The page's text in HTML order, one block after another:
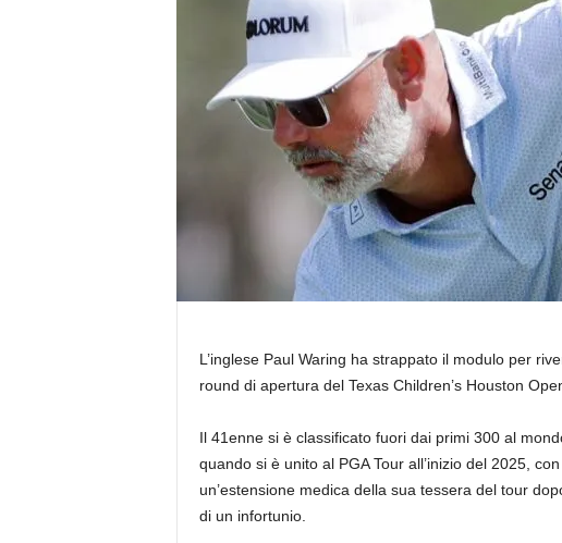
L’inglese Paul Waring ha strappato il modulo per
round di apertura del Texas Children’s Houston
Il 41enne si è classificato fuori dai primi 300 al
quando si è unito al PGA Tour all’inizio del 2025,
un’estensione medica della sua tessera del tour
di un infortunio.